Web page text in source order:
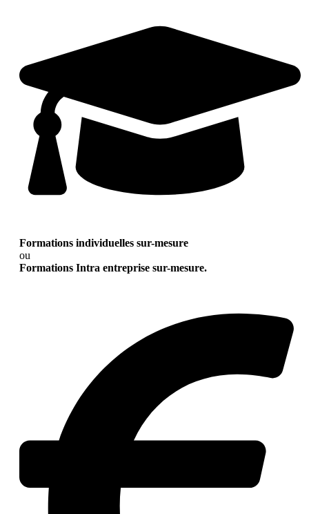
Formations individuelles sur-mesure
ou
Formations Intra entreprise sur-mesure.